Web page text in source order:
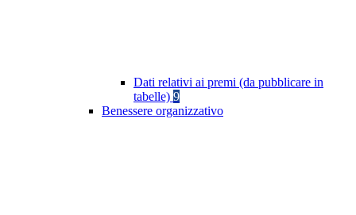
Dati relativi ai premi (da pubblicare in
tabelle) 9
Benessere organizzativo